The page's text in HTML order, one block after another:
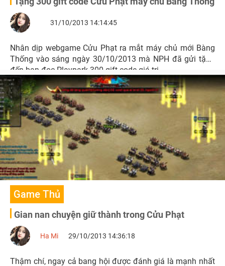
31/10/2013 14:14:45
Nhân dịp webgame Cửu Phạt ra mắt máy chủ mới Bàng
Thống vào sáng ngày 30/10/2013 mà NPH đã gửi tặng
đến bạn đọc Playpark 300 gift code giá trị.
Game Thủ
Gian nan chuyện giữ thành trong Cửu Phạt
Ha Mi 29/10/2013 14:36:18
Thậm chí, ngay cả bang hội được đánh giá là mạnh nhất